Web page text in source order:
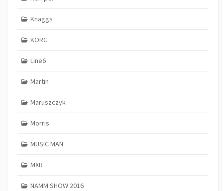
Knaggs
KORG
Line6
Martin
Maruszczyk
Morris
MUSIC MAN
MXR
NAMM SHOW 2016